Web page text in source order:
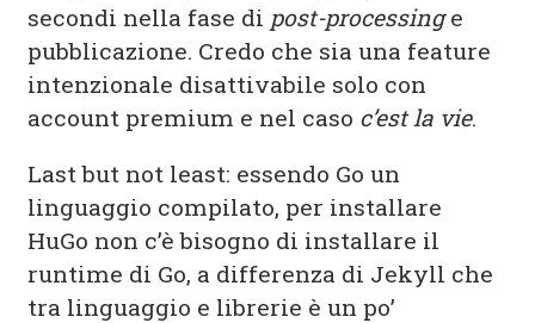
secondi nella fase di post-processinge
pubblicazione. Credo che sia una feature
intenzionale disattivabile solo con
account premium e nel caso c’est la vie.
Last but not least: essendo Go un
linguaggio compilato, per installare
HuGo non c’è bisogno di installare il
runtime di Go, a differenza di Jekyll che
tra linguaggio e librerie è un po’